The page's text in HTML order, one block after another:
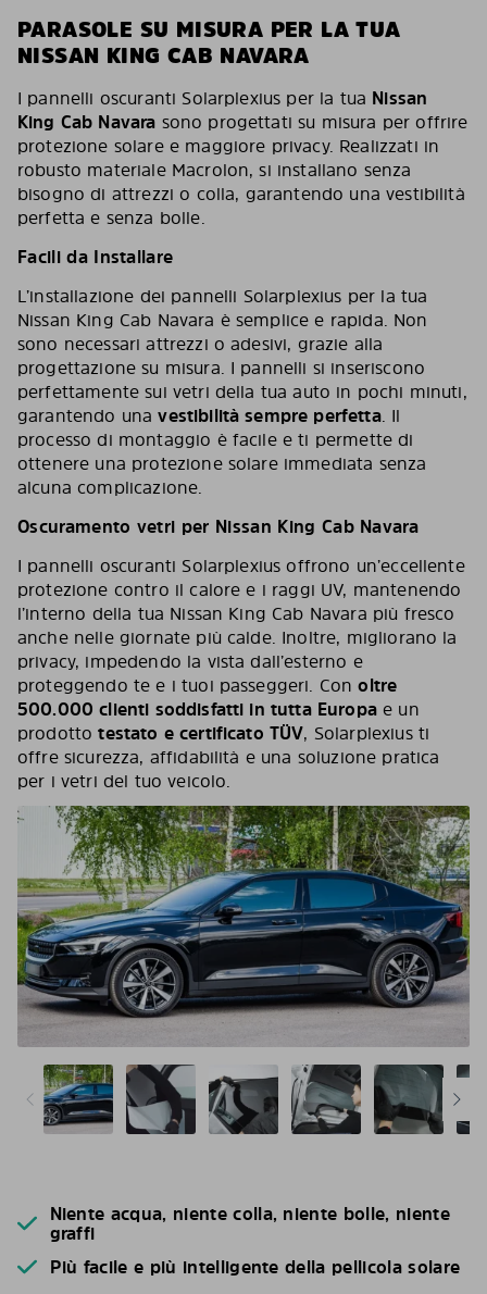
PARASOLE SU MISURA PER LA TUA
NISSAN KING CAB NAVARA
I pannelli oscuranti Solarplexius per la tua Nissan
King Cab Navara sono progettati su misura per offrire
protezione solare e maggiore privacy. Realizzati in
robusto materiale Macrolon, si installano senza
bisogno di attrezzi o colla, garantendo una vestibilità
perfetta e senza bolle.
Facili da Installare
L’installazione dei pannelli Solarplexius per la tua
Nissan King Cab Navara è semplice e rapida. Non
sono necessari attrezzi o adesivi, grazie alla
progettazione su misura. I pannelli si inseriscono
perfettamente sui vetri della tua auto in pochi minuti,
garantendo unavestibilità sempre perfetta. Il
processo di montaggio è facile e ti permette di
ottenere una protezione solare immediata senza
alcuna complicazione.
Oscuramento vetri per Nissan King Cab Navara
I pannelli oscuranti Solarplexius offrono un’eccellente
protezione contro il calore e i raggi UV, mantenendo
l’interno della tua Nissan King Cab Navara più fresco
anche nelle giornate più calde. Inoltre, migliorano la
privacy, impedendo la vista dall’esterno e
proteggendo te e i tuoi passeggeri. Conoltre
500.000 clienti soddisfatti in tutta Europae un
prodottotestato e certificato TÜV, Solarplexius ti
offre sicurezza, affidabilità e una soluzione pratica
per i vetri del tuo veicolo.
Niente acqua, niente colla, niente bolle, niente
graffi
Più facile e più intelligente della pellicola solare